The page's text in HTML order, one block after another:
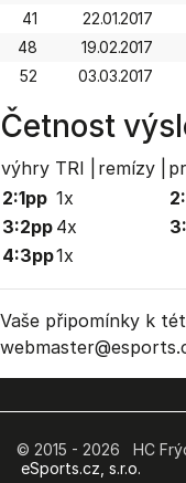
41
22.01.2017
48
19.02.2017
52
03.03.2017
Četnost
výhry TRI | remízy |
2:1pp 1x
3:2pp 4x
4:3pp1x
Vaše připomínky k
webmaster
© 2015 - 2026 HC
eSports.cz, s.r.o.